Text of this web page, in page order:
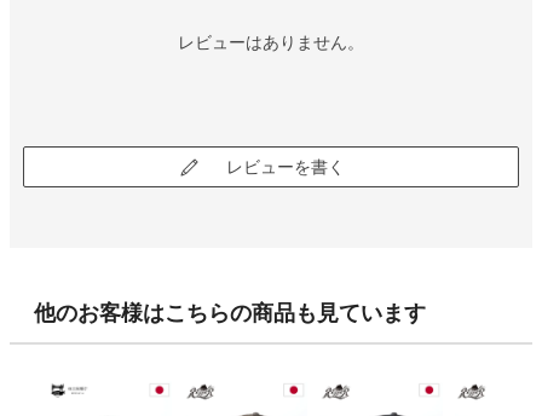
レビューはありません。
レビューを書く
他のお客様はこちらの商品も見ています